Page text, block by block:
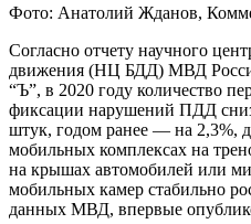
Фото: Анатолий Жданов,
Согласно отчету научного
движения (НЦ БДД) МВД
“Ъ”, в 2020 году количество
фиксации нарушений ПДД
штук, годом ранее — на 2,3%,
мобильных комплексах на
на крышах автомобилей или
мобильных камер стабильно
данных МВД, впервые